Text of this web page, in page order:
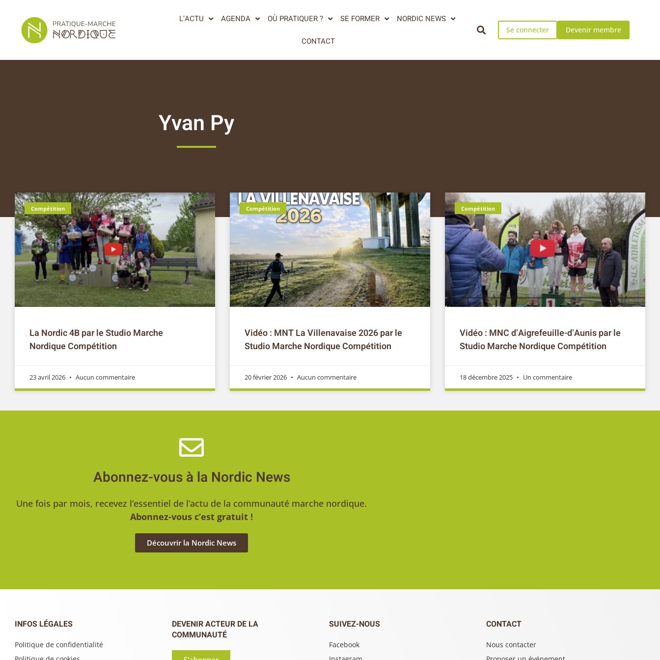
L’ACTU AGENDA OÙ PRATIQUER ? SE FORMER NORDIC NEWS
CONTACT
Se connecter Devenir membre
Yvan Py
Compétition
La Nordic 4B par le Studio Marche
Nordique Compétition
23 avril 2026 Aucun commentaire
Compétition
Vidéo : MNT La Villenavaise 2026 par le
Studio Marche Nordique Compétition
20 février 2026 Aucun commentaire
Compétition
Vidéo : MNC d’Aigrefeuille-d’Aunis par le
Studio Marche Nordique Compétition
18 décembre 2025 Un commentaire
Abonnez-vous à la Nordic News
Une fois par mois, recevez l’essentiel de l’actu de la communauté marche nordique.
Abonnez-vous c’est gratuit !
Découvrir la Nordic News
INFOS LÉGALES
Politique de confidentialité
DEVENIR ACTEUR DE LA
COMMUNAUTÉ
SUIVEZ-NOUS
Facebook
CONTACT
Nous contacter